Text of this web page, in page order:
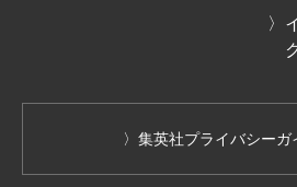
〉
〉集英社プライバシーガ